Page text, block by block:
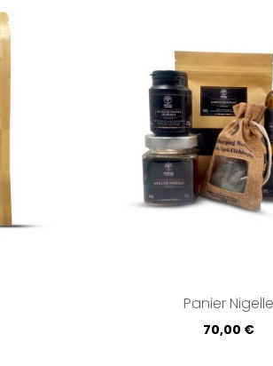
Panier Nigelle
Prix
70,00 €